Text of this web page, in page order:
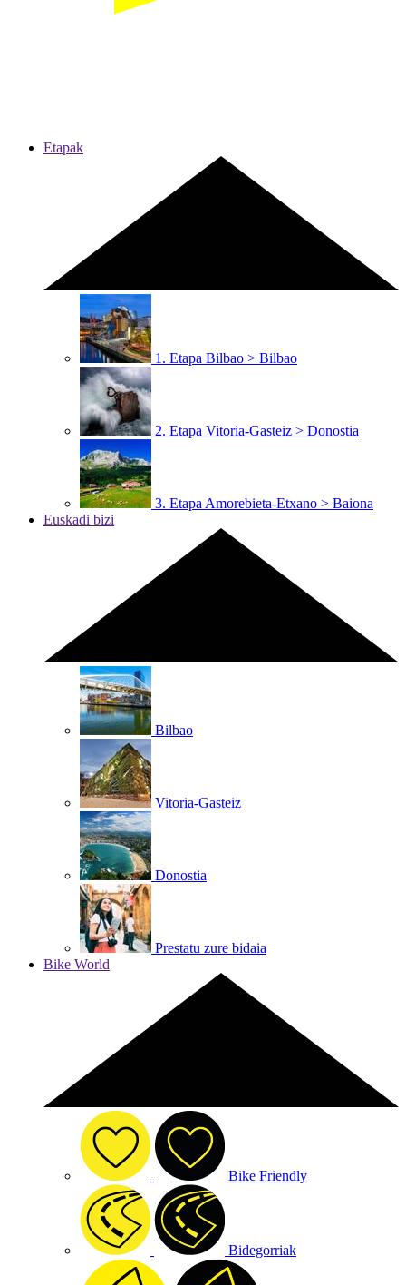
Etapak
1. Etapa Bilbao > Bilbao
2. Etapa Vitoria-Gasteiz > Donostia
3. Etapa Amorebieta-Etxano > Baiona
Euskadi bizi
Bilbao
Vitoria-Gasteiz
Donostia
Prestatu zure bidaia
Bike World
Bike Friendly
Bidegorriak